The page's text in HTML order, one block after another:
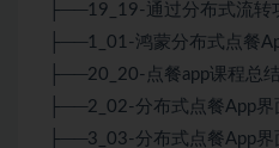
├──19_19-通过分布式流转
├──1_01-鸿蒙分布式点餐
├──20_20-点餐app课程总
├──2_02-分布式点餐App界
├──3_03-分布式点餐App